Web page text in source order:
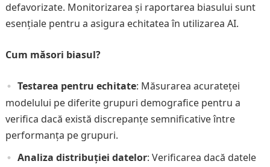
defavorizate. Monitorizarea și raportarea biasului sunt
esențiale pentru a asigura echitatea în utilizarea AI.
Cum măsori biasul?
Testarea pentru echitate: Măsurarea acurateței
modelului pe diferite grupuri demografice pentru a
verifica dacă există discrepanțe semnificative între
performanța pe grupuri.
Analiza distribuției datelor: Verificarea dacă datele